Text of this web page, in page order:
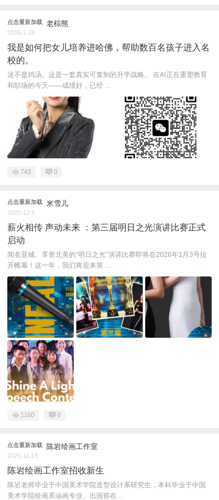
点击重新加载 老棕熊
2026-2-20
我是如何把女儿培养进哈佛，帮助数百名孩子进入名
校的。
这不是鸡汤。这是一套真实可复制的升学战略。 在AI正在重塑教育
和职场的今天——成绩好，已经 ...
743 0
点击重新加载 米雪儿
2025-12-5
薪火相传 声动未来 ：第三届明日之光演讲比赛正式
启动
闻名亚城、享誉北美的“明日之光”演讲比赛即将在2026年1月3号拉
开帷幕！这一年，我们将迎来第 ...
1160 0
点击重新加载 陈岩绘画工作室
2025-11-15
陈岩绘画工作室招收新生
陈岩老师毕业于中国美术学院造型设计系研究生，本科毕业于中国
美术学院绘画系油画专业。出国前在 ...